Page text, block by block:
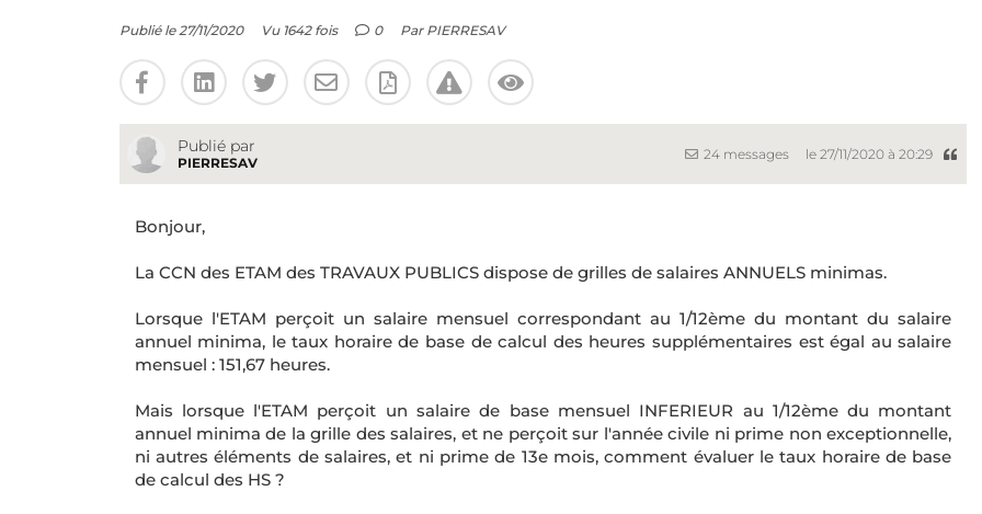
Publié le 27/11/2020 Vu 1642 fois 0 Par PIERRESAV
Publié par
PIERRESAV
24 messages le 27/11/2020 à 20:29
Bonjour,
La CCN des ETAM des TRAVAUX PUBLICS dispose de grilles de salaires ANNUELS minimas.
Lorsque l'ETAM perçoit un salaire mensuel correspondant au 1/12ème du montant du salaire
annuel minima, le taux horaire de base de calcul des heures supplémentaires est égal au salaire
mensuel : 151,67 heures.
Mais lorsque l'ETAM perçoit un salaire de base mensuel INFERIEUR au 1/12ème du montant
annuel minima de la grille des salaires, et ne perçoit sur l'année civile ni prime non exceptionnelle,
ni autres éléments de salaires, et ni prime de 13e mois, comment évaluer le taux horaire de base
de calcul des HS ?